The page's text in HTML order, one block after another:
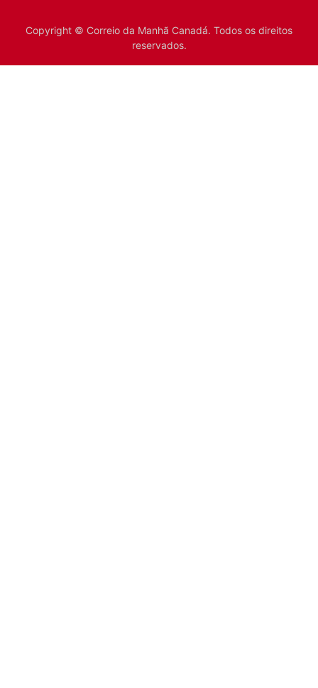
Copyright © Correio da Manhã Canadá. Todos os direitos
reservados.